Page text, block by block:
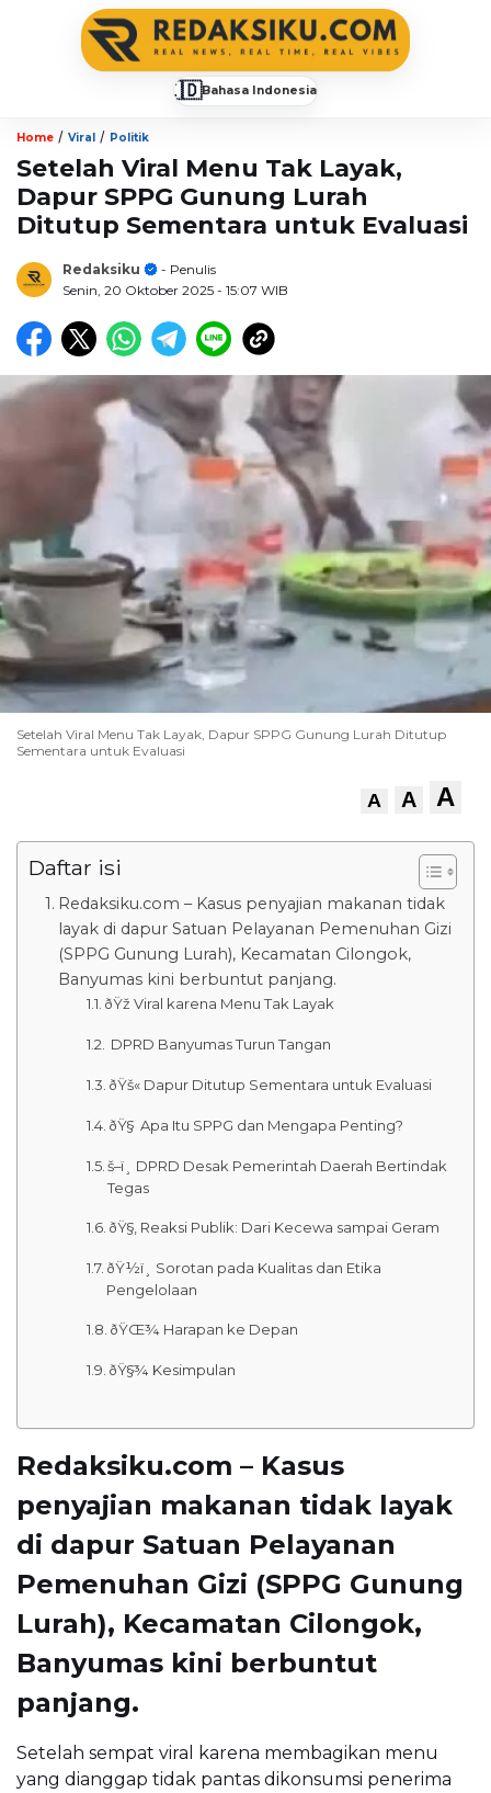
🇮🇩Bahasa Indonesia
Home / Viral / Politik
Setelah Viral Menu Tak Layak,
Dapur SPPG Gunung Lurah
Ditutup Sementara untuk Evaluasi
Redaksiku
- Penulis
Senin, 20 Oktober 2025 - 15:07 WIB
Setelah Viral Menu Tak Layak, Dapur SPPG Gunung Lurah Ditutup
Sementara untuk Evaluasi
A A A
Daftar isi
Redaksiku.com – Kasus penyajian makanan tidak
layak di dapur Satuan Pelayanan Pemenuhan Gizi
(SPPG Gunung Lurah), Kecamatan Cilongok,
Banyumas kini berbuntut panjang.
ðŸž Viral karena Menu Tak Layak
 DPRD Banyumas Turun Tangan
ðŸš« Dapur Ditutup Sementara untuk Evaluasi
ðŸ§ Apa Itu SPPG dan Mengapa Penting?
š–ï¸ DPRD Desak Pemerintah Daerah Bertindak
Tegas
ðŸ§‚ Reaksi Publik: Dari Kecewa sampai Geram
ðŸ½ï¸ Sorotan pada Kualitas dan Etika
Pengelolaan
ðŸŒ¾ Harapan ke Depan
ðŸ§¾ Kesimpulan
Redaksiku.com – Kasus
penyajian makanan tidak layak
di dapur Satuan Pelayanan
Pemenuhan Gizi (SPPG Gunung
Lurah), Kecamatan Cilongok,
Banyumas kini berbuntut
panjang.
Setelah sempat viral karena membagikan menu
yang dianggap tidak pantas dikonsumsi penerima